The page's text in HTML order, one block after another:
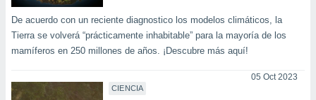
publicidad
De acuerdo con un reciente diagnostico los modelos climáticos, la
Tierra se volverá “prácticamente inhabitable” para la mayoría de los
mamíferos en 250 millones de años. ¡Descubre más aquí!
CIENCIA
05 Oct 2023